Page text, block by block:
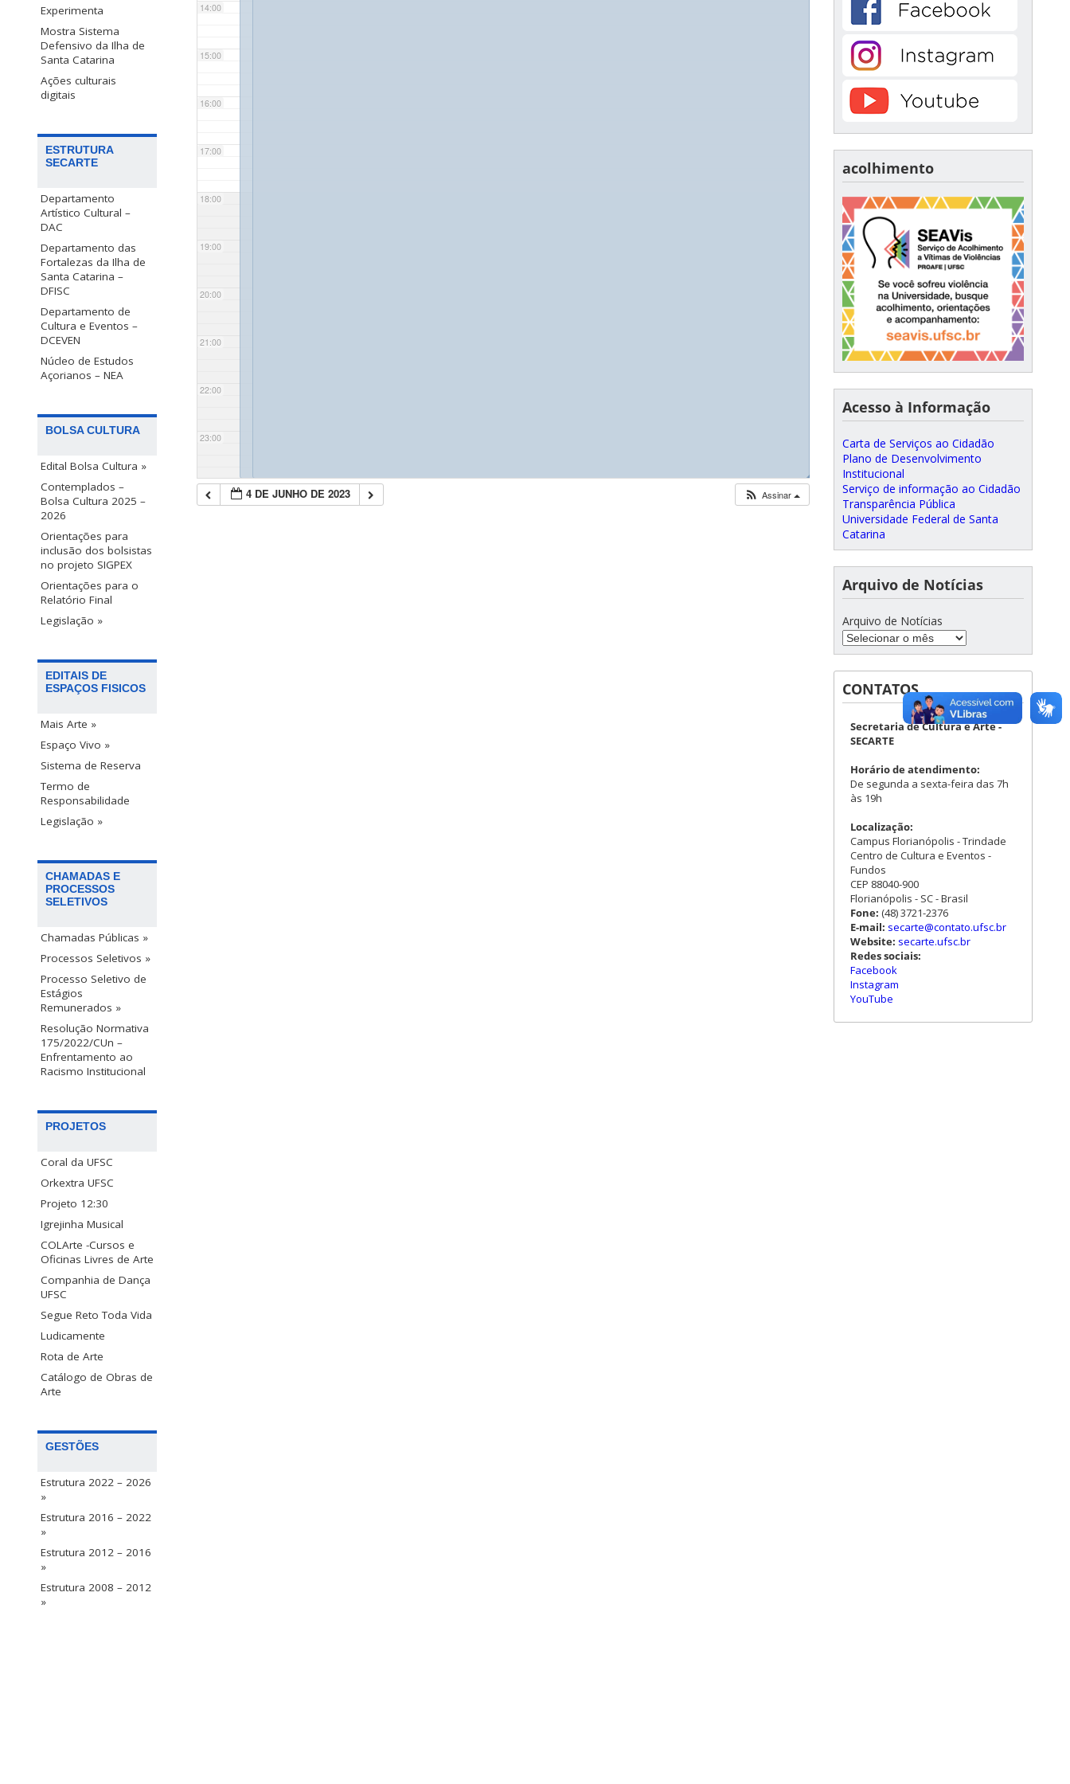
Experimenta
Mostra Sistema
Defensivo da Ilha de
Santa Catarina
Ações culturais
digitais
ESTRUTURA
SECARTE
Departamento
Artístico Cultural –
DAC
Departamento das
Fortalezas da Ilha de
Santa Catarina –
DFISC
Departamento de
Cultura e Eventos –
DCEVEN
Núcleo de Estudos
Açorianos – NEA
BOLSA CULTURA
Edital Bolsa Cultura »
Contemplados –
Bolsa Cultura 2025 –
2026
Orientações para
inclusão dos bolsistas
no projeto SIGPEX
Orientações para o
Relatório Final
Legislação »
EDITAIS DE
ESPAÇOS FISICOS
Mais Arte »
Espaço Vivo »
Sistema de Reserva
Termo de
Responsabilidade
Legislação »
CHAMADAS E
PROCESSOS
SELETIVOS
Chamadas Públicas »
Processos Seletivos »
Processo Seletivo de
Estágios
Remunerados »
Resolução Normativa
175/2022/CUn –
Enfrentamento ao
Racismo Institucional
PROJETOS
Coral da UFSC
Orkextra UFSC
Projeto 12:30
Igrejinha Musical
COLArte -Cursos e
Oficinas Livres de Arte
Companhia de Dança
UFSC
Segue Reto Toda Vida
Ludicamente
Rota de Arte
Catálogo de Obras de
Arte
GESTÕES
Estrutura 2022 – 2026
»
Estrutura 2016 – 2022
»
Estrutura 2012 – 2016
»
Estrutura 2008 – 2012
»
14:00
15:00
16:00
17:00
18:00
19:00
20:00
21:00
22:00
23:00
◢◢
4 DE JUNHO DE 2023 Assinar
acolhimento
Acesso à Informação
Carta de Serviços ao Cidadão
Plano de Desenvolvimento
Institucional
Serviço de informação ao Cidadão
Transparência Pública
Universidade Federal de Santa
Catarina
Arquivo de Notícias
Arquivo de Notícias
CONTATOS
Secretaria de Cultura e Arte -
SECARTE
Horário de atendimento:
De segunda a sexta-feira das 7h
às 19h
Localização:
Campus Florianópolis - Trindade
Centro de Cultura e Eventos -
Fundos
CEP 88040-900
Florianópolis - SC - Brasil
Fone: (48) 3721-2376
E-mail: secarte@contato.ufsc.br
Website: secarte.ufsc.br
Redes sociais:
Facebook
Instagram
YouTube